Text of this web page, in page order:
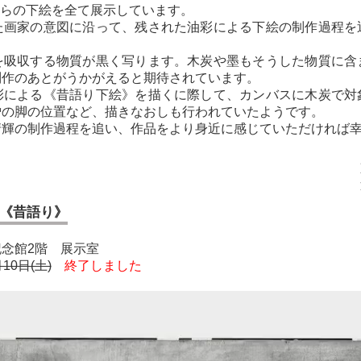
の下絵を全て展示しています。
家の意図に沿って、残された油彩による下絵の制作過程を
収する物質が黒く写ります。木炭や墨もそうした物質に含
のあとがうかがえると期待されています。
よる《昔語り下絵》を描くに際して、カンバスに木炭で対
脚の位置など、描きなおしも行われていたようです。
制作過程を追い、作品をより身近に感じていただければ
昔語り》
館2階 展示室
日(土)
終了しました